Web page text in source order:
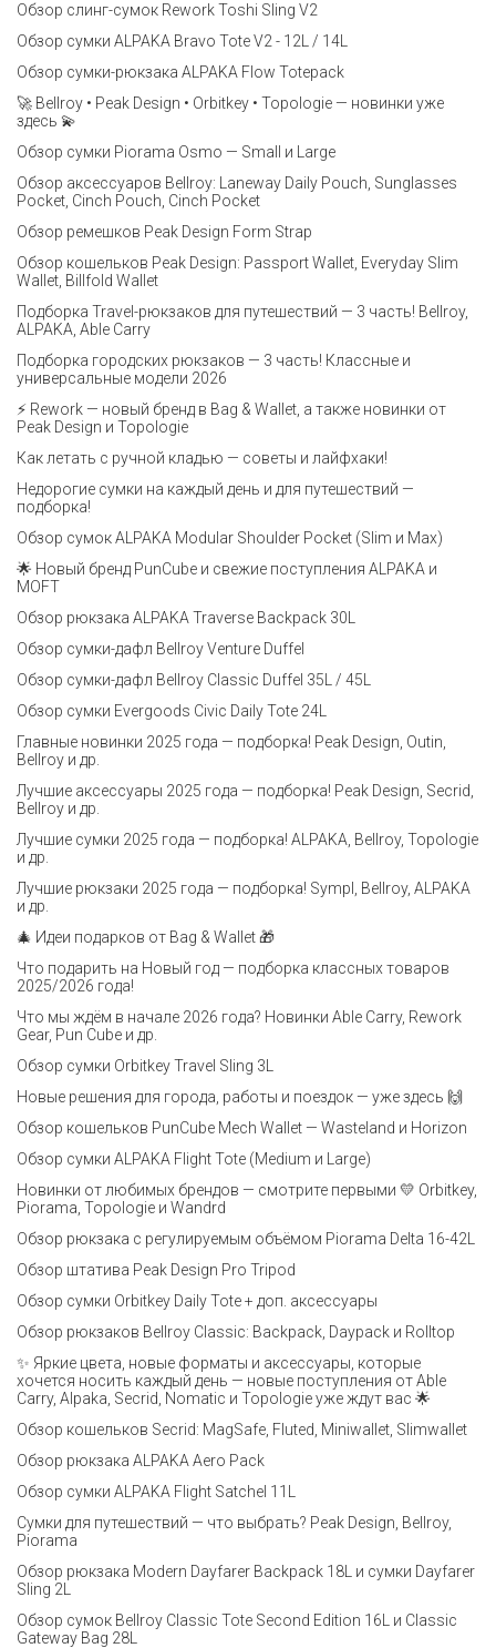
Обзор слинг-сумок Rework Toshi Sling V2
Обзор сумки ALPAKA Bravo Tote V2 - 12L / 14L
Обзор сумки-рюкзака ALPAKA Flow Totepack
🚀 Bellroy • Peak Design • Orbitkey • Topologie — новинки уже
здесь 💫
Обзор сумки Piorama Osmo — Small и Large
Обзор аксессуаров Bellroy: Laneway Daily Pouch, Sunglasses
Pocket, Cinch Pouch, Cinch Pocket
Обзор ремешков Peak Design Form Strap
Обзор кошельков Peak Design: Passport Wallet, Everyday Slim
Wallet, Billfold Wallet
Подборка Travel-рюкзаков для путешествий — 3 часть! Bellroy,
ALPAKA, Able Carry
Подборка городских рюкзаков — 3 часть! Классные и
универсальные модели 2026
⚡️ Rework — новый бренд в Bag & Wallet, а также новинки от
Peak Design и Topologie
Как летать с ручной кладью — советы и лайфхаки!
Недорогие сумки на каждый день и для путешествий —
подборка!
Обзор сумок ALPAKA Modular Shoulder Pocket (Slim и Max)
🌟 Новый бренд PunCube и свежие поступления ALPAKA и
MOFT
Обзор рюкзака ALPAKA Traverse Backpack 30L
Обзор сумки-дафл Bellroy Venture Duffel
Обзор сумки-дафл Bellroy Classic Duffel 35L / 45L
Обзор сумки Evergoods Civic Daily Tote 24L
Главные новинки 2025 года — подборка! Peak Design, Outin,
Bellroy и др.
Лучшие аксессуары 2025 года — подборка! Peak Design, Secrid,
Bellroy и др.
Лучшие сумки 2025 года — подборка! ALPAKA, Bellroy, Topologie
и др.
Лучшие рюкзаки 2025 года — подборка! Sympl, Bellroy, ALPAKA
и др.
🎄 Идеи подарков от Bag & Wallet 🎁
Что подарить на Новый год — подборка классных товаров
2025/2026 года!
Что мы ждём в начале 2026 года? Новинки Able Carry, Rework
Gear, Pun Cube и др.
Обзор сумки Orbitkey Travel Sling 3L
Новые решения для города, работы и поездок — уже здесь 🙌
Обзор кошельков PunCube Mech Wallet — Wasteland и Horizon
Обзор сумки ALPAKA Flight Tote (Medium и Large)
Новинки от любимых брендов — смотрите первыми 💛 Orbitkey,
Piorama, Topologie и Wandrd
Обзор рюкзака с регулируемым объёмом Piorama Delta 16-42L
Обзор штатива Peak Design Pro Tripod
Обзор сумки Orbitkey Daily Tote + доп. аксессуары
Обзор рюкзаков Bellroy Classic: Backpack, Daypack и Rolltop
✨ Яркие цвета, новые форматы и аксессуары, которые
хочется носить каждый день — новые поступления от Able
Carry, Alpaka, Secrid, Nomatic и Topologie уже ждут вас 🌟
Обзор кошельков Secrid: MagSafe, Fluted, Miniwallet, Slimwallet
Обзор рюкзака ALPAKA Aero Pack
Обзор сумки ALPAKA Flight Satchel 11L
Сумки для путешествий — что выбрать? Peak Design, Bellroy,
Piorama
Обзор рюкзака Modern Dayfarer Backpack 18L и сумки Dayfarer
Sling 2L
Обзор сумок Bellroy Classic Tote Second Edition 16L и Classic
Gateway Bag 28L